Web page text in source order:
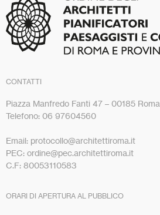
CONTATTI
Piazza Manfredo Fanti 47 – 00185 Roma
Telefono: 06 97604560
Email: protocollo@architettiroma.it
PEC: ordine@pec.architettiroma.it
C.F: 80053110583
ORARI DI APERTURA AL PUBBLICO